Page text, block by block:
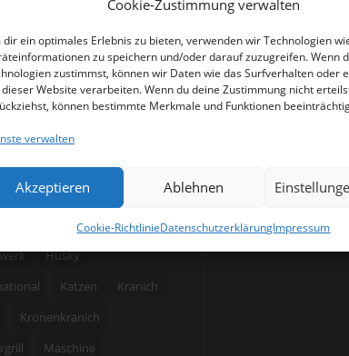
Cookie-Zustimmung verwalten
dir ein optimales Erlebnis zu bieten, verwenden wir Technologien
zu speichern und/oder darauf zuzugreifen. Wenn
zustimmst, können wir Daten wie das Surfverhalten oder
Website verarbeiten. Wenn du deine Zustimmung nicht
können bestimmte Merkmale und Funktionen
verwalten
Akzeptieren Ablehnen
Cookie-RichtlinieDatenschutzerklärungImpressum
Achterbahn
Akt
Blinker
BMW
Bussard
Foto
Gebäude
Husky
Katzen
Kranich
Kronenkranich
Maschine